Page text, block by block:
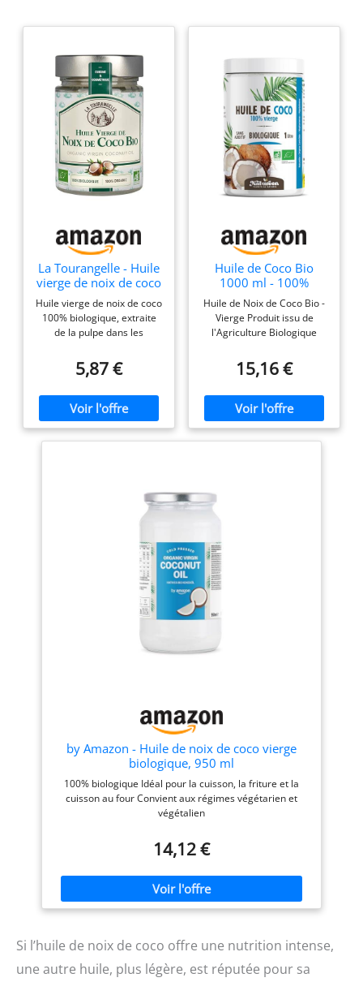
La Tourangelle - Huile
vierge de noix de coco
- 100% Biologique -
Première pression à
froid - Cuisine et
cosmétique - 314ml
Huile vierge de noix de coco
100% biologique, extraite
de la pulpe dans les
récolte. Notre huile vierge
de noix de coco biologique
est extraite selon des
méthodes traditionnelles
pour conserver toutes ses
la cuisine de tous les jours :
beurre pour les pâtisseries,
viandes & légumes ou
encore les woks et plats
exotiques. L'huile vierge de
noix de coco est idéale pour
cosmétique, riche en acides
gras elle protège et hydrate
la peau et les cheveux en
corps. Utilisation : A froid en
assaisonnement, en
cuisson douce (four,
mijoté), en cuisson
moyenne et forte (poêle,
friture), en cosmétique.
5,87 €
Huile de Coco Bio
1000 ml - 100%
Vierge - Planète au
Naturel - Première
pression à froid -
100% Biologique -
Huile de Noix de Coco Bio -
Vierge Produit issu de
l'Agriculture Biologique
15,16 €
by Amazon - Huile de noix de coco vierge
biologique, 950 ml
100% biologique Idéal pour la cuisson, la friture et la
cuisson au four Convient aux régimes végétarien et
végétalien
14,12 €
Si l’huile de noix de coco offre une nutrition intense,
une autre huile, plus légère, est réputée pour sa